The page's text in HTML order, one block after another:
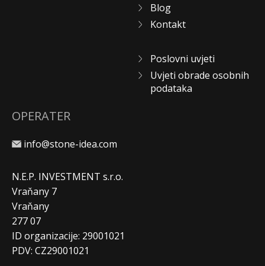
Blog
Kontakt
Poslovni uvjeti
Uvjeti obrade osobnih
podataka
OPERATER
info@stone-idea.com
N.E.P. INVESTMENT s.r.o.
Vraňany 7
Vraňany
277 07
ID organizacije: 29001021
PDV: CZ29001021